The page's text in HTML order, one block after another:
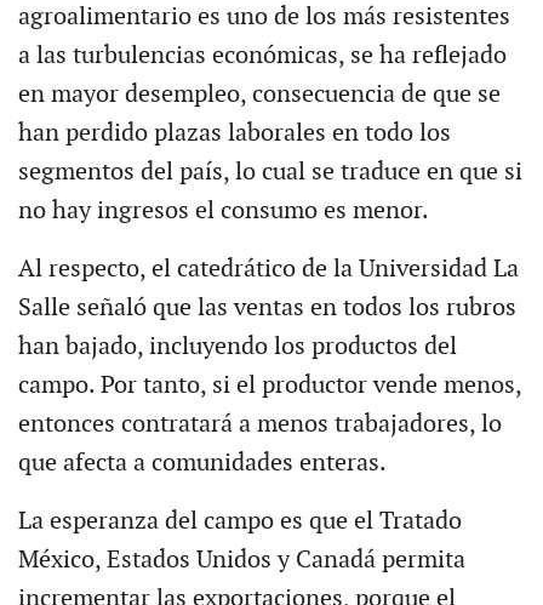
agroalimentario es uno de los más resistentes
a las turbulencias económicas, se ha reflejado
en mayor desempleo, consecuencia de que se
han perdido plazas laborales en todo los
segmentos del país, lo cual se traduce en que si
no hay ingresos el consumo es menor.
Al respecto, el catedrático de la Universidad La
Salle señaló que las ventas en todos los rubros
han bajado, incluyendo los productos del
campo. Por tanto, si el productor vende menos,
entonces contratará a menos trabajadores, lo
que afecta a comunidades enteras.
La esperanza del campo es que el Tratado
México, Estados Unidos y Canadá permita
incrementar las exportaciones, porque el